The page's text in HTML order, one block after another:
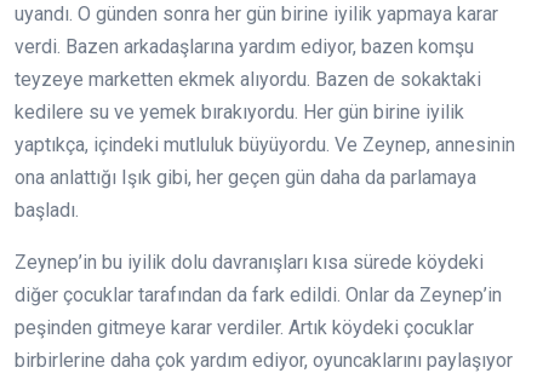
uyandı. O günden sonra her gün birine iyilik yapmaya karar
verdi. Bazen arkadaşlarına yardım ediyor, bazen komşu
teyzeye marketten ekmek alıyordu. Bazen de sokaktaki
kedilere su ve yemek bırakıyordu. Her gün birine iyilik
yaptıkça, içindeki mutluluk büyüyordu. Ve Zeynep, annesinin
ona anlattığı Işık gibi, her geçen gün daha da parlamaya
başladı.
Zeynep’in bu iyilik dolu davranışları kısa sürede köydeki
diğer çocuklar tarafından da fark edildi. Onlar da Zeynep’in
peşinden gitmeye karar verdiler. Artık köydeki çocuklar
birbirlerine daha çok yardım ediyor, oyuncaklarını paylaşıyor